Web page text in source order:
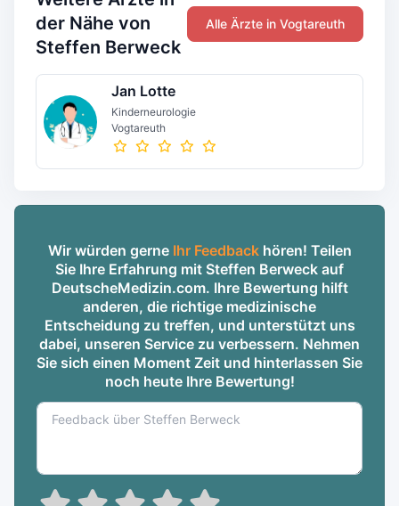
der Nähe von
Steffen Berweck
Alle Ärzte in Vogtareuth
Jan Lotte
Kinderneurologie
Vogtareuth
Wir würden gerne Ihr Feedbackhören! Teilen
Sie Ihre Erfahrung mit Steffen Berweck auf
DeutscheMedizin.com. Ihre Bewertung hilft
anderen, die richtige medizinische
Entscheidung zu treffen, und unterstützt uns
dabei, unseren Service zu verbessern. Nehmen
Sie sich einen Moment Zeit und hinterlassen Sie
noch heute Ihre Bewertung!